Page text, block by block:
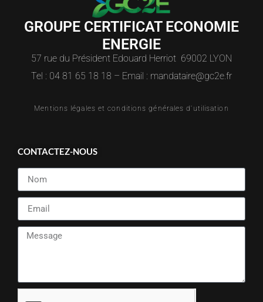
GROUPE CERTIFICAT ECONOMIE
ENERGIE
57 rue du Président Edouard Herriot 69002 LYON
Tel : 04 81 65 18 18 – Email : mandataire@gc2e.fr
Mentions légales et conditions générales d'utilisation
CONTACTEZ-NOUS